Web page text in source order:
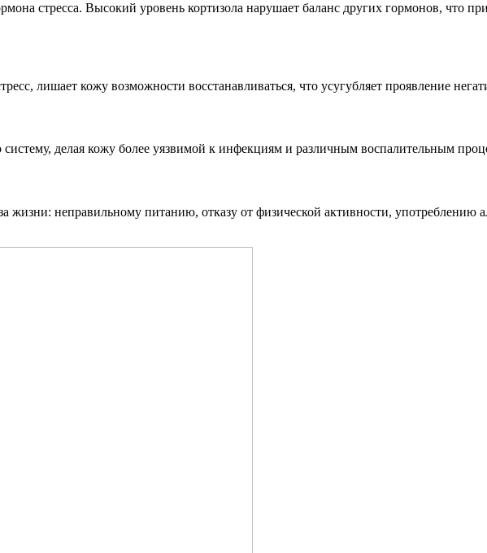
стресса. Высокий уровень кортизола нарушает баланс других гормонов,
лишает кожу возможности восстанавливаться, что усугубляет проявление
делая кожу более уязвимой к инфекциям и различным воспалительным
жизни: неправильному питанию, отказу от физической активности, употреблению